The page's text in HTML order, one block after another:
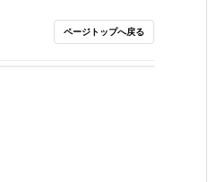
ページトップへ戻る